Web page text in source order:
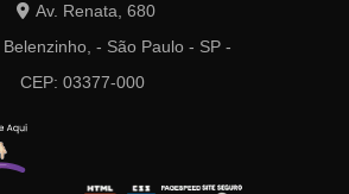
Av. Renata, 680
- São Paulo - SP -
CEP: 03377-000